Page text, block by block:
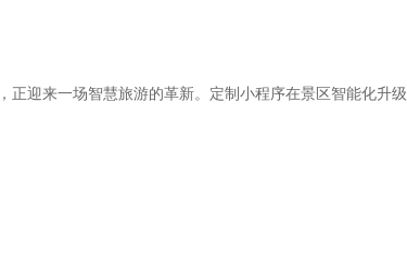
迎来一场智慧旅游的革新。定制小程序在景区智能化升级